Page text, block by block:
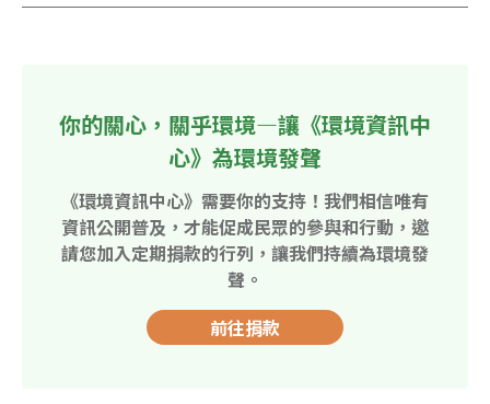
你的關心，關乎環境—讓《環境資訊中
心》為環境發聲
《環境資訊中心》需要你的支持！我們相信唯有
資訊公開普及，才能促成民眾的參與和行動，邀
請您加入定期捐款的行列，讓我們持續為環境發
聲。
前往捐款